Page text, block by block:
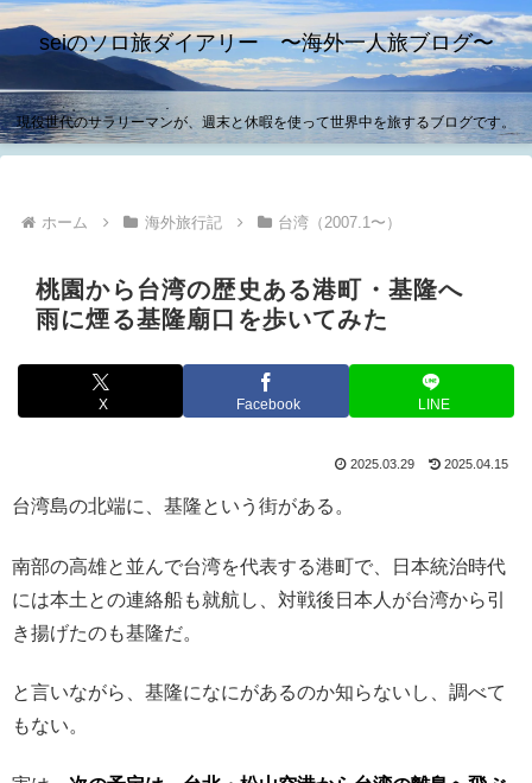
seiのソロ旅ダイアリー 〜海外一人旅ブログ〜
現役世代のサラリーマンが、週末と休暇を使って世界中を旅するブログです。
ホーム 海外旅行記 台湾（2007.1〜）
桃園から台湾の歴史ある港町・基隆へ
雨に煙る基隆廟口を歩いてみた
X Facebook LINE
2025.03.29 2025.04.15
台湾島の北端に、基隆という街がある。
南部の高雄と並んで台湾を代表する港町で、日本統治時代
には本土との連絡船も就航し、対戦後日本人が台湾から引
き揚げたのも基隆だ。
と言いながら、基隆になにがあるのか知らないし、調べて
もない。